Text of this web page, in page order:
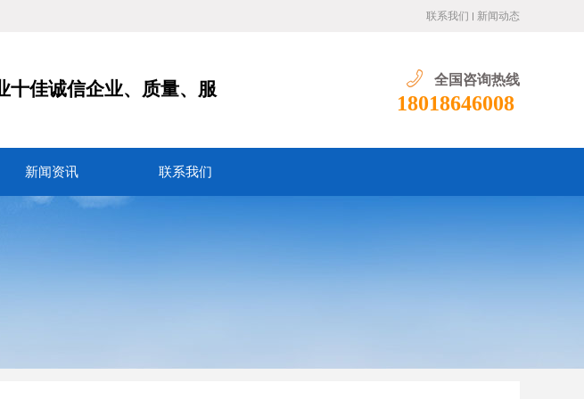
联系我们 新闻动态
十佳诚信企业、质量、服 全国咨询热线
18018646008
新闻资讯 联系我们